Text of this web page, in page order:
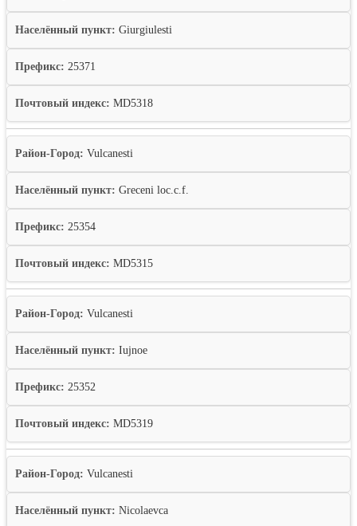
Населённый пункт: Giurgiulesti
Префикс: 25371
Почтовый индекс: MD5318
Район-Город: Vulcanesti
Населённый пункт: Greceni loc.c.f.
Префикс: 25354
Почтовый индекс: MD5315
Район-Город: Vulcanesti
Населённый пункт: Iujnoe
Префикс: 25352
Почтовый индекс: MD5319
Район-Город: Vulcanesti
Населённый пункт: Nicolaevca